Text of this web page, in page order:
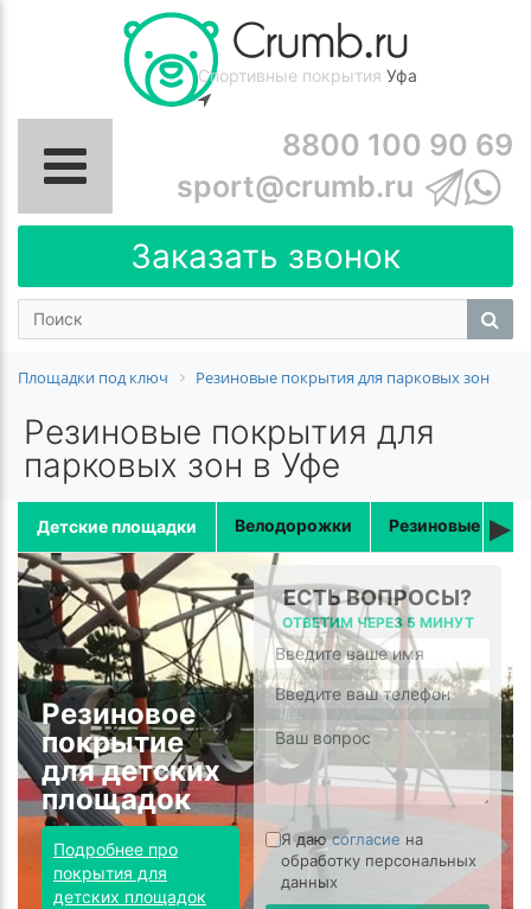
Спортивные покрытия Уфа
8800 100 90 69
sport@crumb.ru
Заказать звонок
Площадки под ключ Резиновые покрытия для парковых зон
Резиновые покрытия для
парковых зон в Уфе
Детские площадки Велодорожки Резиновые ▸
Резиновое
покрытие
для детских
площадок
Подробнее про
покрытия для
детских площадок
ЕСТЬ ВОПРОСЫ?
ОТВЕТИМ ЧЕРЕЗ 5 МИНУТ
Я даюсогласие на
обработку персональных
данных